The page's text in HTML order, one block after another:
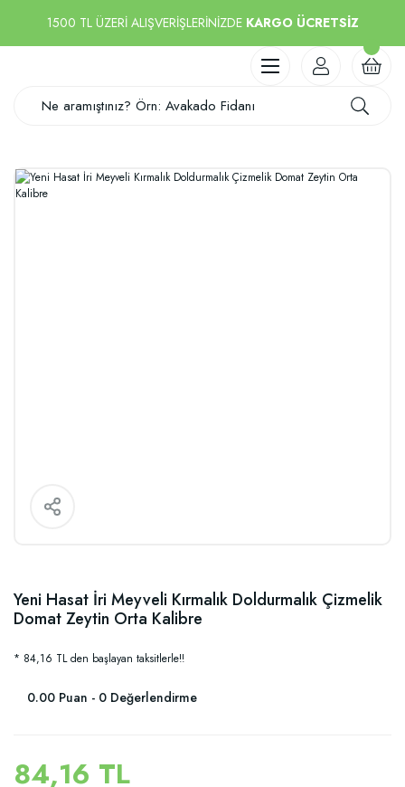
1500 TL ÜZERİ ALIŞVERİŞLERİNİZDE KARGO ÜCRETSİZ
Yeni Hasat İri Meyveli Kırmalık Doldurmalık Çizmelik
Domat Zeytin Orta Kalibre
* 84,16 TL den başlayan taksitlerle!!
0.00 Puan - 0 Değerlendirme
84,16 TL